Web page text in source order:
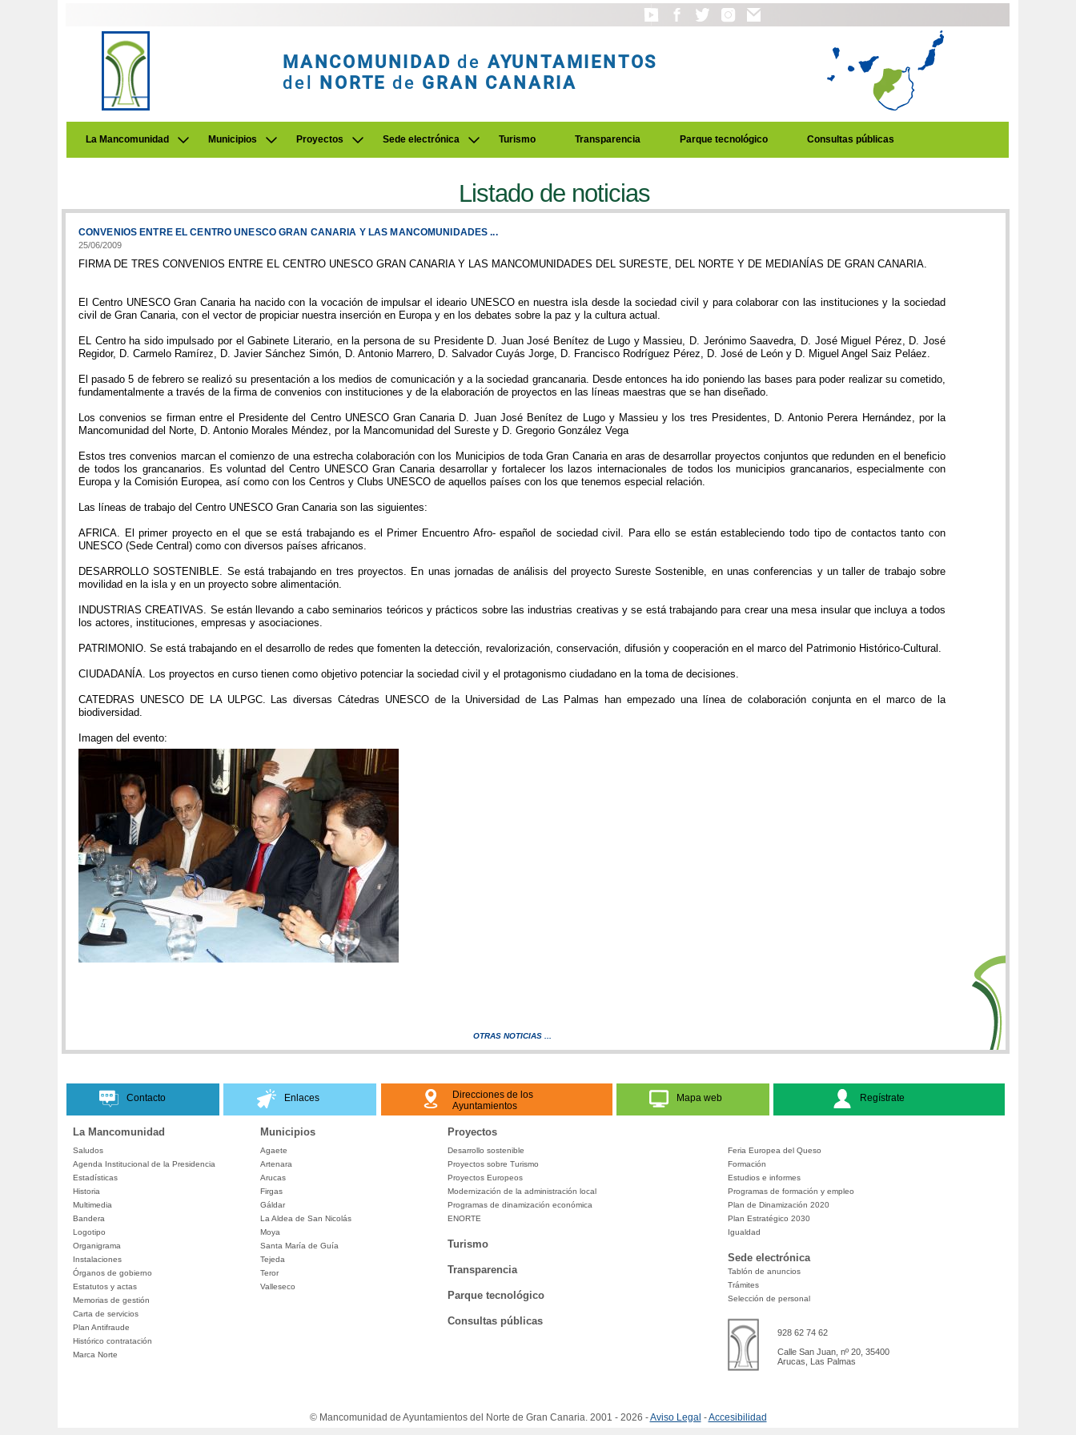
MANCOMUNIDAD de AYUNTAMIENTOS
del NORTE de GRAN CANARIA
La Mancomunidad Municipios Proyectos Sede electrónica Turismo Transparencia Parque tecnológico Consultas públicas
Listado de noticias
CONVENIOS ENTRE EL CENTRO UNESCO GRAN CANARIA Y LAS MANCOMUNIDADES ...
25/06/2009
FIRMA DE TRES CONVENIOS ENTRE EL CENTRO UNESCO GRAN CANARIA Y LAS MANCOMUNIDADES DEL SURESTE, DEL NORTE Y DE MEDIANÍAS DE GRAN CANARIA.
El Centro UNESCO Gran Canaria ha nacido con la vocación de impulsar el ideario UNESCO en nuestra isla desde la sociedad civil y para colaborar con las instituciones y la sociedad
civil de Gran Canaria, con el vector de propiciar nuestra inserción en Europa y en los debates sobre la paz y la cultura actual.
EL Centro ha sido impulsado por el Gabinete Literario, en la persona de su Presidente D. Juan José Benítez de Lugo y Massieu, D. Jerónimo Saavedra, D. José Miguel Pérez, D. José
Regidor, D. Carmelo Ramírez, D. Javier Sánchez Simón, D. Antonio Marrero, D. Salvador Cuyás Jorge, D. Francisco Rodríguez Pérez, D. José de León y D. Miguel Angel Saiz Peláez.
El pasado 5 de febrero se realizó su presentación a los medios de comunicación y a la sociedad grancanaria. Desde entonces ha ido poniendo las bases para poder realizar su cometido,
fundamentalmente a través de la firma de convenios con instituciones y de la elaboración de proyectos en las líneas maestras que se han diseñado.
Los convenios se firman entre el Presidente del Centro UNESCO Gran Canaria D. Juan José Benítez de Lugo y Massieu y los tres Presidentes, D. Antonio Perera Hernández, por la
Mancomunidad del Norte, D. Antonio Morales Méndez, por la Mancomunidad del Sureste y D. Gregorio González Vega
Estos tres convenios marcan el comienzo de una estrecha colaboración con los Municipios de toda Gran Canaria en aras de desarrollar proyectos conjuntos que redunden en el beneficio
de todos los grancanarios. Es voluntad del Centro UNESCO Gran Canaria desarrollar y fortalecer los lazos internacionales de todos los municipios grancanarios, especialmente con
Europa y la Comisión Europea, así como con los Centros y Clubs UNESCO de aquellos países con los que tenemos especial relación.
Las líneas de trabajo del Centro UNESCO Gran Canaria son las siguientes:
AFRICA. El primer proyecto en el que se está trabajando es el Primer Encuentro Afro- español de sociedad civil. Para ello se están estableciendo todo tipo de contactos tanto con
UNESCO (Sede Central) como con diversos países africanos.
DESARROLLO SOSTENIBLE. Se está trabajando en tres proyectos. En unas jornadas de análisis del proyecto Sureste Sostenible, en unas conferencias y un taller de trabajo sobre
movilidad en la isla y en un proyecto sobre alimentación.
INDUSTRIAS CREATIVAS. Se están llevando a cabo seminarios teóricos y prácticos sobre las industrias creativas y se está trabajando para crear una mesa insular que incluya a todos
los actores, instituciones, empresas y asociaciones.
PATRIMONIO. Se está trabajando en el desarrollo de redes que fomenten la detección, revalorización, conservación, difusión y cooperación en el marco del Patrimonio Histórico-Cultural.
CIUDADANÍA. Los proyectos en curso tienen como objetivo potenciar la sociedad civil y el protagonismo ciudadano en la toma de decisiones.
CATEDRAS UNESCO DE LA ULPGC. Las diversas Cátedras UNESCO de la Universidad de Las Palmas han empezado una línea de colaboración conjunta en el marco de la
biodiversidad.
Imagen del evento:
OTRAS NOTICIAS ...
Contacto Enlaces
Direcciones de los
Ayuntamientos
Mapa web Regístrate
La Mancomunidad Municipios Proyectos
Saludos
Agenda Institucional de la Presidencia
Estadísticas
Historia
Multimedia
Bandera
Logotipo
Organigrama
Instalaciones
Órganos de gobierno
Estatutos y actas
Memorias de gestión
Carta de servicios
Plan Antifraude
Histórico contratación
Marca Norte
Agaete
Artenara
Arucas
Firgas
Gáldar
La Aldea de San Nicolás
Moya
Santa María de Guía
Tejeda
Teror
Valleseco
Desarrollo sostenible
Proyectos sobre Turismo
Proyectos Europeos
Modernización de la administración local
Programas de dinamización económica
ENORTE
Turismo
Transparencia
Parque tecnológico
Consultas públicas
Feria Europea del Queso
Formación
Estudios e informes
Programas de formación y empleo
Plan de Dinamización 2020
Plan Estratégico 2030
Igualdad
Sede electrónica
Tablón de anuncios
Trámites
Selección de personal
928 62 74 62
Calle San Juan, nº 20, 35400
Arucas, Las Palmas
© Mancomunidad de Ayuntamientos del Norte de Gran Canaria. 2001 - 2026 -Aviso Legal -Accesibilidad